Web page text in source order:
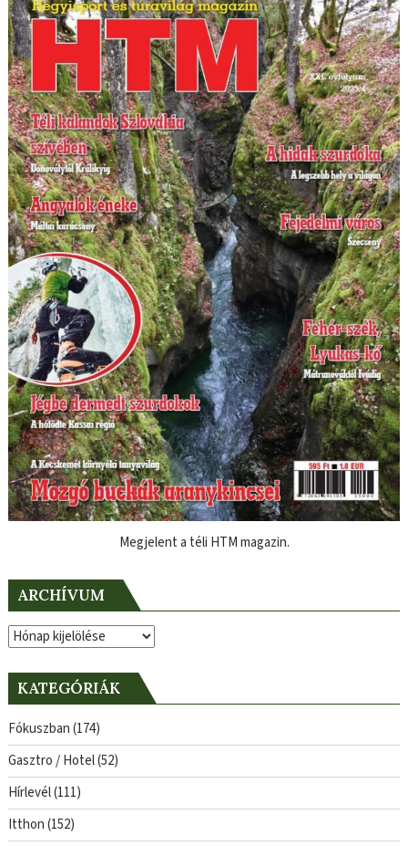
Megjelent a téli HTM magazin.
ARCHÍVUM
Archívum
KATEGÓRIÁK
Fókuszban(174)
Gasztro / Hotel(52)
Hírlevél(111)
Itthon(152)